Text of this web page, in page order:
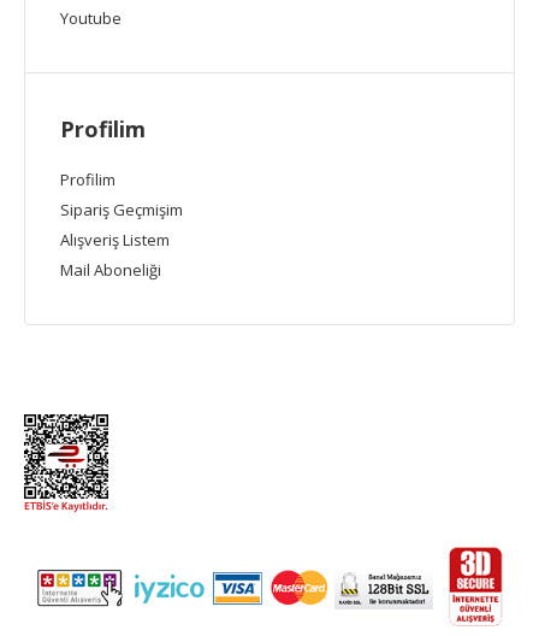
Youtube
Profilim
Profilim
Sipariş Geçmişim
Alışveriş Listem
Mail Aboneliği